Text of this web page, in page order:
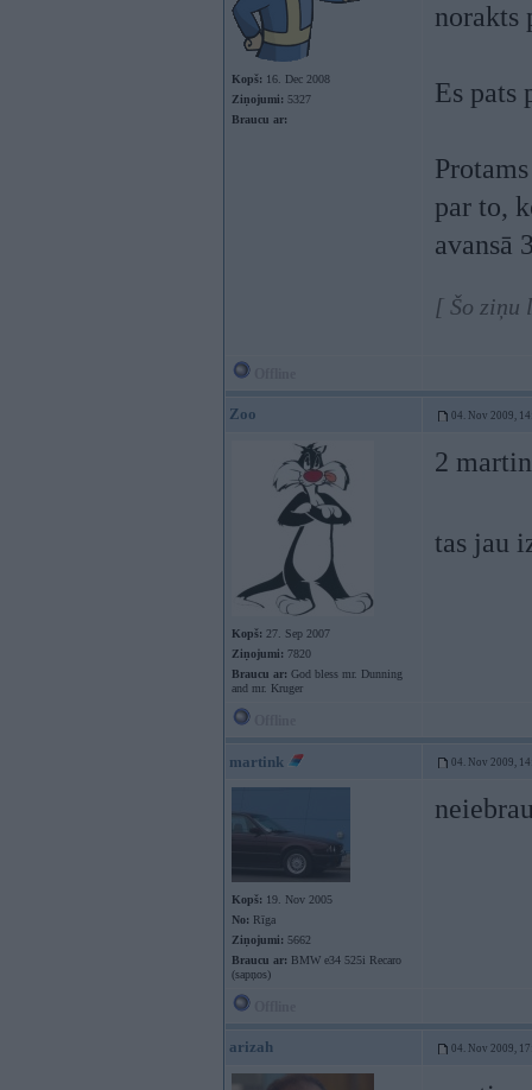
Kopš: 16. Dec 2008
Ziņojumi: 5327
Braucu ar:
norakts
Es pats
par to,
avansā
[ Šo ziņu
Zoo 04. Nov 2009,
Kopš: 27. Sep 2007
Ziņojumi: 7820
Braucu ar: God bless mr. Dunning
and mr. Kruger
2
tas jau
martink 04. Nov 2009,
Kopš: 19. Nov 2005
No: Rīga
Ziņojumi: 5662
Braucu ar: BMW e34 525i Recaro
(sapņos)
arizah 04. Nov 2009,